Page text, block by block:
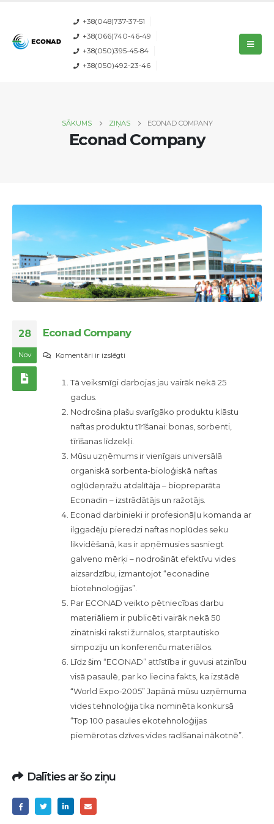
+38(048)737-37-51
+38(066)740-46-49
+38(050)395-45-84
+38(050)492-23-46
SĀKUMS ZIŅAS ECONAD COMPANY
Econad Company
28
Nov
Econad Company
Komentāri ir izslēgtiEconad
Tā veiksmīgi darbojas jau vairāk nekā 25
gadus.
Nodrošina plašu svarīgāko produktu klāstu
naftas produktu tīrīšanai: bonas, sorbenti,
tīrīšanas līdzekļi.
Mūsu uzņēmums ir vienīgais universālā
organiskā sorbenta-bioloģiskā naftas
ogļūdeņražu atdalītāja – biopreparāta
Econadin – izstrādātājs un ražotājs.
Econad darbinieki ir profesionāļu komanda ar
ilggadēju pieredzi naftas noplūdes seku
likvidēšanā, kas ir apņēmusies sasniegt
galveno mērķi – nodrošināt efektīvu vides
aizsardzību, izmantojot “econadine
biotehnoloģijas”.
Par ECONAD veikto pētniecības darbu
materiāliem ir publicēti vairāk nekā 50
zinātniski raksti žurnālos, starptautisko
simpoziju un konferenču materiālos.
Līdz šim “ECONAD” attīstība ir guvusi atzinību
visā pasaulē, par ko liecina fakts, ka izstādē
“World Expo-2005” Japānā mūsu uzņēmuma
vides tehnoloģija tika nominēta konkursā
“Top 100 pasaules ekotehnoloģijas
piemērotas dzīves vides radīšanai nākotnē”.
Dalīties ar šo ziņu